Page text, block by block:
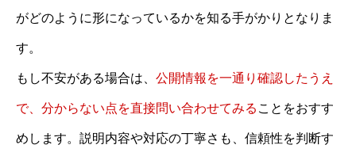
がどのように形になっているかを知る手がかりとなりま
す。
もし不安がある場合は、 公開情報を一通り確認したうえ
で、分からない点を直接問い合わせてみる ことをおすす
めします。説明内容や対応の丁寧さも、信頼性を判断す